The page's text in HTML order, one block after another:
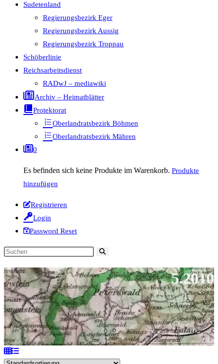
Sudetenland
Regierungsbezirk Eger
Regierungsbezirk Aussig
Regierungsbezirk Troppau
Schöberlinie
Reichsarbeitsdienst
RADwJ – mediawiki
Archiv – Heimatblätter
Protektorat
Oberlandratsbezirk Böhmen
Oberlandratsbezirk Mähren
0
Es befinden sich keine Produkte im Warenkorb. Produkte
hinzufügen
Registrieren
Login
Password Reset
Diese
durchsuchen
5.2010